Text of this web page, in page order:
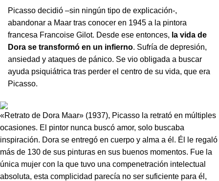
Picasso decidió –sin ningún tipo de explicación-,
abandonar a Maar tras conocer en 1945 a la pintora
francesa Francoise Gilot. Desde ese entonces, la vida de
Dora se transformó en un infierno. Sufría de depresión,
ansiedad y ataques de pánico. Se vio obligada a buscar
ayuda psiquiátrica tras perder el centro de su vida, que era
Picasso.
«Retrato de Dora Maar» (1937), Picasso la retrató en múltiples
ocasiones. El pintor nunca buscó amor, solo buscaba
inspiración. Dora se entregó en cuerpo y alma a él. Él le regaló
más de 130 de sus pinturas en sus buenos momentos. Fue la
única mujer con la que tuvo una compenetración intelectual
absoluta, esta complicidad parecía no ser suficiente para él,